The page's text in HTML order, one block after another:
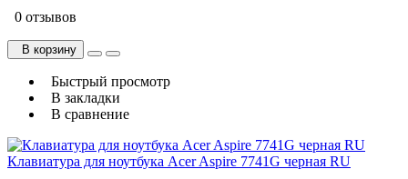
0 отзывов
В корзину
Быстрый просмотр
В закладки
В сравнение
Клавиатура для ноутбука Acer Aspire 7741G черная RU